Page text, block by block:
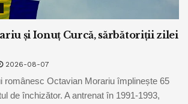
și Ionuț Curcă, sărbătoriții zilei
2026-08-07
românesc Octavian Morariu împlinește 65
de închizător. A antrenat în 1991-1993,